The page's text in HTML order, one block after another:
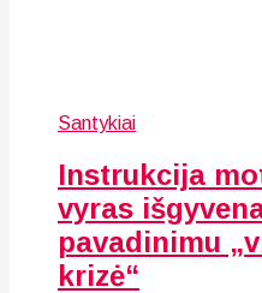
Santykiai
Instrukcija
vyras
pavadinimu
krizė“